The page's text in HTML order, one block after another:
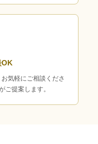
OK
気軽にご相談くださ
ご提案します。